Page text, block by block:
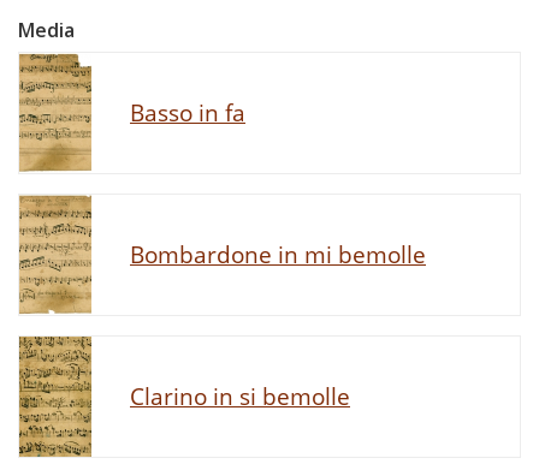
Media
Basso in fa
Bombardone in mi bemolle
Clarino in si bemolle